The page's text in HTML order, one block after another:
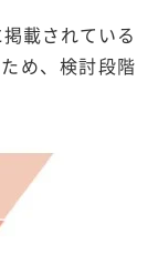
載されている
め、検討段階